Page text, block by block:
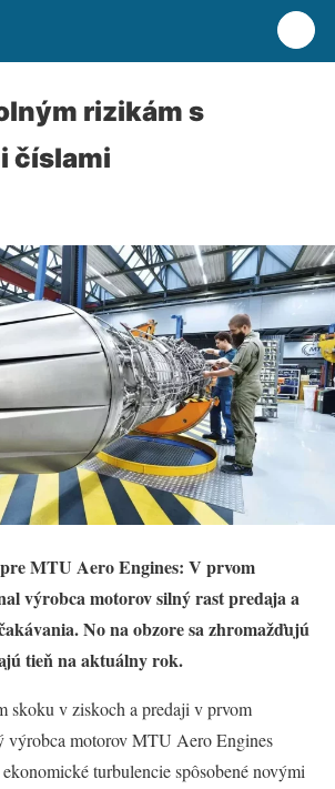
rizikám s
číslami
MTU Aero Engines: V prvom
výrobca motorov silný rast predaja a
No na obzore sa zhromažďujú
tieň na aktuálny rok.
skoku v ziskoch a predaji v prvom
výrobca motorov MTU Aero Engines
turbulencie spôsobené novými